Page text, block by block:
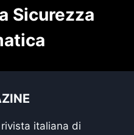
Sicurezza
italiana di